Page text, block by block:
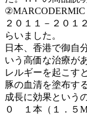
②MARCODERMIC
２０１１－２０１
らいました。
日本、香港で御自
いう高価な治療が
レルギーを起こす
豚の血清を塗布す
成長に効果という
０ １本（１．５